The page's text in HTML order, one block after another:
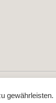
Impressum
gewährleisten.